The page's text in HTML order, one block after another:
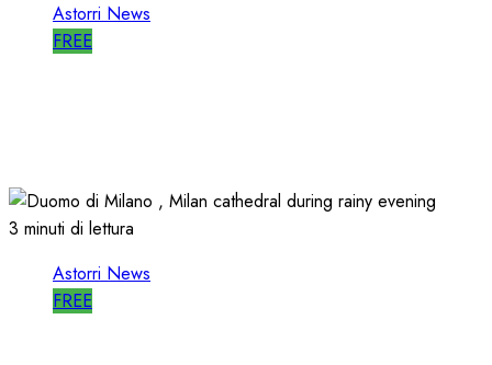
Astorri News
FREE
3 minuti di lettura
Astorri News
FREE